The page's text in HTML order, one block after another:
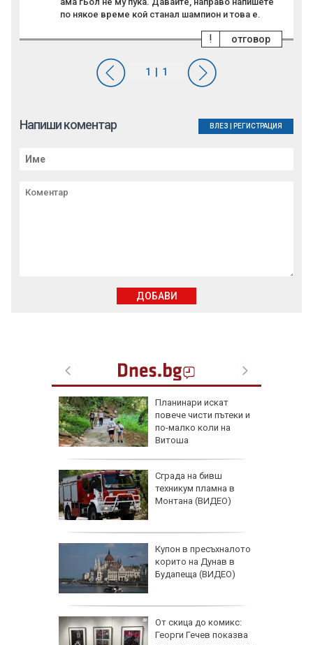
Планинари искат
повече чисти пътеки и
по-малко коли на
Витоша
Сграда на бивш
техникум пламна в
Монтана (ВИДЕО)
Купон в пресъхналото
корито на Дунав в
Будапеща (ВИДЕО)
От скица до комикс:
Георги Гечев показва
по някое време кой станал шампион и това е.
отговор
!
Напиши коментар ВЛЕЗ РЕГИСТРАЦИЯ
ДОБАВИ